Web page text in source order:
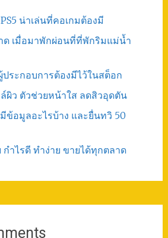
น่าเล่นที่คอเกมต้องมี
ด เมื่อมาพักผ่อนที่ที่พักริมแม่น้ำ
ประกอบการต้องมีไว้ในสต็อก
ผิว ตัวช่วยหน้าใส ลดสิวอุดตัน
ข้อมูลอะไรบ้าง และยื่นทวิ 50
ำไรดี ทำง่าย ขายได้ทุกตลาด